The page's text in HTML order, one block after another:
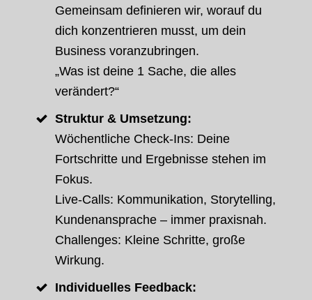
Gemeinsam definieren wir, worauf du
dich konzentrieren musst, um dein
Business voranzubringen.
„Was ist deine 1 Sache, die alles
verändert?“
Struktur & Umsetzung:
Wöchentliche Check-Ins: Deine
Fortschritte und Ergebnisse stehen im
Fokus.
Live-Calls: Kommunikation, Storytelling,
Kundenansprache – immer praxisnah.
Challenges: Kleine Schritte, große
Wirkung.
Individuelles Feedback: